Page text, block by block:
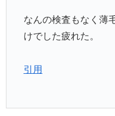
なんの検査もなく薄
けでした疲れた。
引用